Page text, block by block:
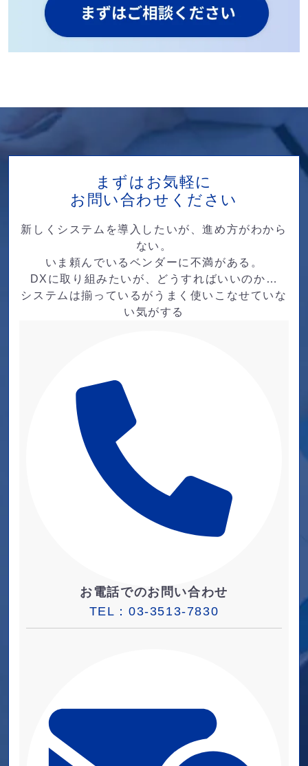
まずはお気軽に
お問い合わせください
新しくシステムを導入したいが、進め方がわから
ない。
いま頼んでいるベンダーに不満がある。
DXに取り組みたいが、どうすればいいのか…
システムは揃っているがうまく使いこなせていな
い気がする
お電話でのお問い合わせ
TEL：03-3513-7830